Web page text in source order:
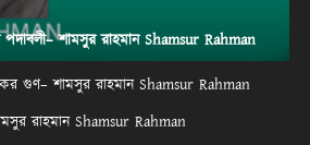
শামসুর রাহমান Shamsur Rahman
গুণ– শামসুর রাহমান Shamsur Rahman
রাহমান Shamsur Rahman